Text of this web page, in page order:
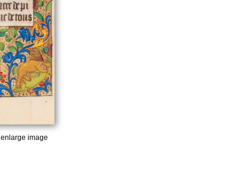
enlarge image